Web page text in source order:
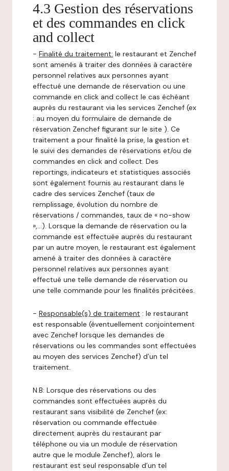
4.3 Gestion des réservations
et des commandes en click
and collect
- Finalité du traitement: le restaurant et Zenchef
sont amenés à traiter des données à caractère
personnel relatives aux personnes ayant
effectué une demande de réservation ou une
commande en click and collect le cas échéant
auprès du restaurant via les services Zenchef (ex
: au moyen du formulaire de demande de
réservation Zenchef figurant sur le site ). Ce
traitement a pour finalité la prise, la gestion et
le suivi des demandes de réservations et/ou de
commandes en click and collect. Des
reportings, indicateurs et statistiques associés
sont également fournis au restaurant dans le
cadre des services Zenchef (taux de
remplissage, évolution du nombre de
réservations / commandes, taux de « no-show
»,…). Lorsque la demande de réservation ou la
commande est effectuée auprès du restaurant
par un autre moyen, le restaurant est également
amené à traiter des données à caractère
personnel relatives aux personnes ayant
effectué une telle demande de réservation ou
une telle commande pour les finalités précitées.
- Responsable(s) de traitement : le restaurant
est responsable (éventuellement conjointement
avec Zenchef lorsque les demandes de
réservations ou les commandes sont effectuées
au moyen des services Zenchef) d’un tel
traitement.
N.B: Lorsque des réservations ou des
commandes sont effectuées auprès du
restaurant sans visibilité de Zenchef (ex:
réservation ou commande effectuée
directement auprès du restaurant par
téléphone ou via un module de réservation
autre que le module Zenchef), alors le
restaurant est seul responsable d’un tel